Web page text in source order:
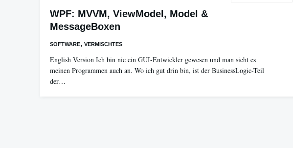
WPF: MVVM, ViewModel, Model &
MessageBoxen
SOFTWARE, VERMISCHTES
English Version Ich bin nie ein GUI-Entwickler gewesen und man sieht es
meinen Programmen auch an. Wo ich gut drin bin, ist der BusinessLogic-Teil
der…